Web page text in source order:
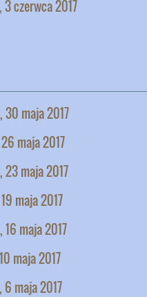
3 czerwca 2017
30 maja 2017
maja 2017
23 maja 2017
maja 2017
16 maja 2017
maja 2017
6 maja 2017